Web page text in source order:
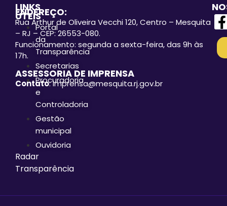
LINKS
ÚTEIS
Portal
da
Transparência
Secretarias
Procuradoria
e
Controladoria
Gestão
municipal
Ouvidoria
Radar
Transparência
ENDEREÇO:
Rua Arthur de Oliveira Vecchi 120, Centro – Mesquita
– RJ – CEP: 26553-080.
Funcionamento: segunda a sexta-feira, das 9h às
17h.
ASSESSORIA DE IMPRENSA
Contato: imprensa@mesquita.rj.gov.br